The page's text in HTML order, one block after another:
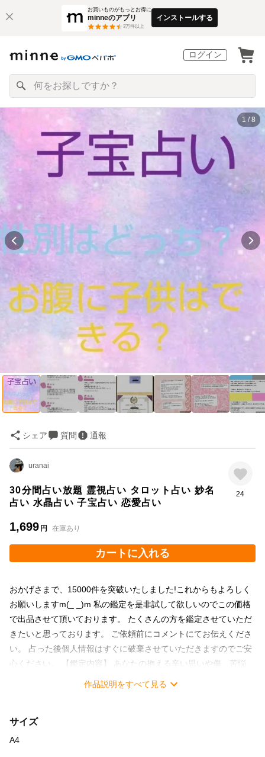
お買いものがもっとお得に
minneのアプリ
3万件以上
インストールする
ログイン
1 / 8
シェア 質問 通報
uranai
30分間占い放題 霊視占い タロット占い 妙名
占い 水晶占い 子宝占い 恋愛占い
1,699 円 在庫あり
24
カートに入れる
おかげさまで、15000件を突破いたしました!これからもよろしく
お願いしますm(_ _)m 私の鑑定を是非試して欲しいのでこの価格
で出品させて頂いております。 たくさんの方を鑑定させていただ
きたいと思っております。 ご依頼前にコメントにてお伝えくださ
い。 占った後個人情報はすぐに破棄させていただきますのでご安
心ください。 【鑑定内容】 あなたの抱える辛い思いや傷、苦悩、
悲しみ、 すべて含めて心を込めて対応、鑑定いたします。 どんな
手を求めて良いのです。 一緒に壁を乗り越えましょう(^-^*) 私が
あなたの助けになりますから 子宝占いに関することであれば、こ
作品説明をすべて見る
サイズ
A4